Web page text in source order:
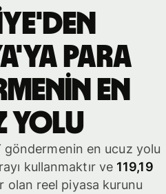
para
en
yolu
en ucuz yolu
kullanmaktır ve 119,19
olan reel piyasa kurunu